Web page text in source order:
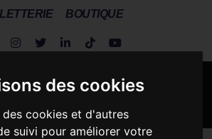
des cookies
cookies et d'autres
suivi pour améliorer votre
BOUTIQUE